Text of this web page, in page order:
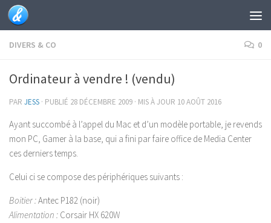
Skip to content
DIVERS & CO 0
Ordinateur à vendre ! (vendu)
PAR JESS · PUBLIÉ 28 DÉCEMBRE 2009 · MIS À JOUR 10 AOÛT 2016
Ayant succombé à l’appel du Mac et d’un modèle portable, je revends
mon PC, Gamer à la base, qui a fini par faire office de Media Center
ces derniers temps.
Celui ci se compose des périphériques suivants :
Boitier :Antec P182 (noir)
Alimentation : Corsair HX 620W